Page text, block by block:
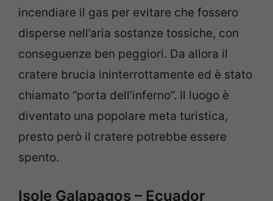
incendiare il gas per evitare che fossero
disperse nell’aria sostanze tossiche, con
conseguenze ben peggiori. Da allora il
cratere brucia ininterrottamente ed è stato
chiamato “porta dell’inferno”. Il luogo è
diventato una popolare meta turistica,
presto però il cratere potrebbe essere
spento.
Isole Galapagos – Ecuador